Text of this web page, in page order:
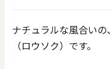
ナチュラルな風合い
（ロウソク）です。